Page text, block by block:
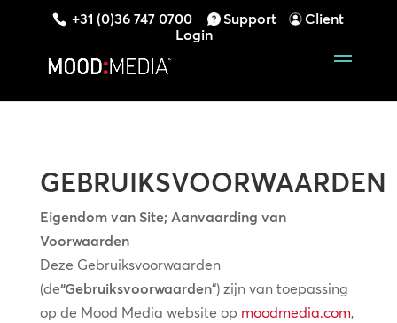
+31 (0)36 747 0700 Support
Client
Login
GEBRUIKSVOORWAARDEN
Eigendom van Site; Aanvaarding van
Voorwaarden
Deze Gebruiksvoorwaarden
(de“Gebruiksvoorwaarden“) zijn van toepassing
op de Mood Media website op moodmedia.com,